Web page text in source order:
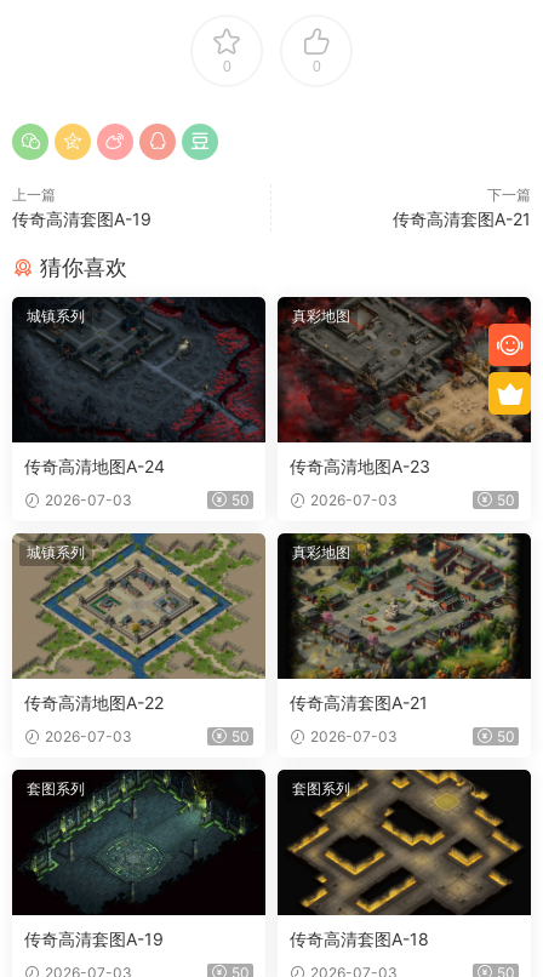
0 0
上一篇
传奇高清套图A-19
下一篇
传奇高清套图A-21
猜你喜欢
城镇系列
传奇高清地图A-24
2026-07-03 50
真彩地图
传奇高清地图A-23
2026-07-03 50
城镇系列
传奇高清地图A-22
2026-07-03 50
真彩地图
传奇高清套图A-21
2026-07-03 50
套图系列
传奇高清套图A-19
2026-07-03 50
套图系列
传奇高清套图A-18
2026-07-03 50